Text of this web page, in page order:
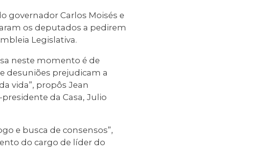
governador Carlos Moisés e
os deputados a pedirem
Legislativa.
neste momento é de
desuniões prejudicam a
vida”, propôs Jean
da Casa, Julio
e busca de consensos”,
do cargo de líder do